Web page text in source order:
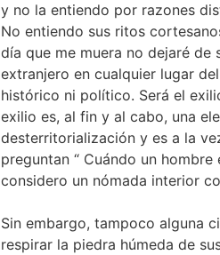
y no la entiendo por razones
No entiendo sus ritos
día que me muera no dejaré de
extranjero en cualquier lugar
histórico ni político. Será el
exilio es, al fin y al cabo, una
desterritorialización y es a la
preguntan “ Cuándo un
considero un nómada interior
Sin embargo, tampoco alguna
respirar la piedra húmeda de